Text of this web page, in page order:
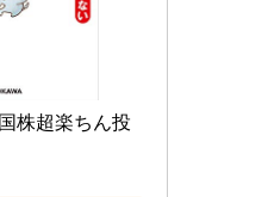
株超楽ちん投